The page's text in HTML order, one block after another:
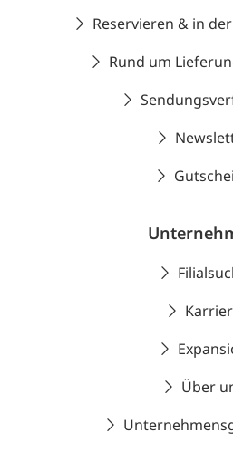
Reservieren & in
Rund um
Über